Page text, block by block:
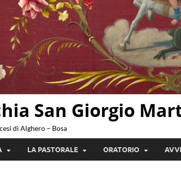
San Giorgio
di Alghero – Bosa
LA PASTORALE ORATORIO